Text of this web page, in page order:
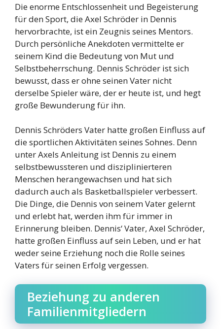
Die enorme Entschlossenheit und Begeisterung
für den Sport, die Axel Schröder in Dennis
hervorbrachte, ist ein Zeugnis seines Mentors.
Durch persönliche Anekdoten vermittelte er
seinem Kind die Bedeutung von Mut und
Selbstbeherrschung. Dennis Schröder ist sich
bewusst, dass er ohne seinen Vater nicht
derselbe Spieler wäre, der er heute ist, und hegt
große Bewunderung für ihn.
Dennis Schröders Vater hatte großen Einfluss auf
die sportlichen Aktivitäten seines Sohnes. Denn
unter Axels Anleitung ist Dennis zu einem
selbstbewussteren und disziplinierteren
Menschen herangewachsen und hat sich
dadurch auch als Basketballspieler verbessert.
Die Dinge, die Dennis von seinem Vater gelernt
und erlebt hat, werden ihm für immer in
Erinnerung bleiben. Dennis‘ Vater, Axel Schröder,
hatte großen Einfluss auf sein Leben, und er hat
weder seine Erziehung noch die Rolle seines
Vaters für seinen Erfolg vergessen.
Beziehung zu anderen
Familienmitgliedern